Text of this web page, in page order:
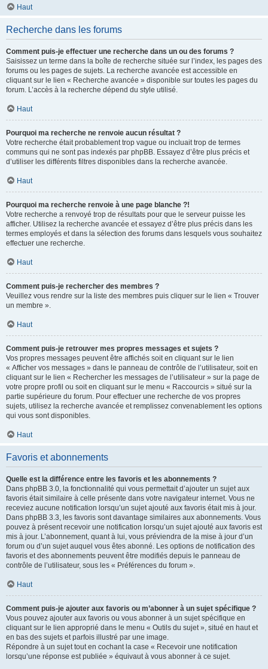
Haut
Recherche dans les forums
Comment puis-je effectuer une recherche dans un ou des forums ?
Saisissez un terme dans la boîte de recherche située sur l’index, les pages des
forums ou les pages de sujets. La recherche avancée est accessible en
cliquant sur le lien « Recherche avancée » disponible sur toutes les pages du
forum. L’accès à la recherche dépend du style utilisé.
Haut
Pourquoi ma recherche ne renvoie aucun résultat ?
Votre recherche était probablement trop vague ou incluait trop de termes
communs qui ne sont pas indexés par phpBB. Essayez d’être plus précis et
d’utiliser les différents filtres disponibles dans la recherche avancée.
Haut
Pourquoi ma recherche renvoie à une page blanche ?!
Votre recherche a renvoyé trop de résultats pour que le serveur puisse les
afficher. Utilisez la recherche avancée et essayez d’être plus précis dans les
termes employés et dans la sélection des forums dans lesquels vous souhaitez
effectuer une recherche.
Haut
Comment puis-je rechercher des membres ?
Veuillez vous rendre sur la liste des membres puis cliquer sur le lien « Trouver
un membre ».
Haut
Comment puis-je retrouver mes propres messages et sujets ?
Vos propres messages peuvent être affichés soit en cliquant sur le lien
« Afficher vos messages » dans le panneau de contrôle de l’utilisateur, soit en
cliquant sur le lien « Rechercher les messages de l’utilisateur » sur la page de
votre propre profil ou soit en cliquant sur le menu « Raccourcis » situé sur la
partie supérieure du forum. Pour effectuer une recherche de vos propres
sujets, utilisez la recherche avancée et remplissez convenablement les options
qui vous sont disponibles.
Haut
Favoris et abonnements
Quelle est la différence entre les favoris et les abonnements ?
Dans phpBB 3.0, la fonctionnalité qui vous permettait d’ajouter un sujet aux
favoris était similaire à celle présente dans votre navigateur internet. Vous ne
receviez aucune notification lorsqu’un sujet ajouté aux favoris était mis à jour.
Dans phpBB 3.3, les favoris sont davantage similaires aux abonnements. Vous
pouvez à présent recevoir une notification lorsqu’un sujet ajouté aux favoris est
mis à jour. L’abonnement, quant à lui, vous préviendra de la mise à jour d’un
forum ou d’un sujet auquel vous êtes abonné. Les options de notification des
favoris et des abonnements peuvent être modifiés depuis le panneau de
contrôle de l’utilisateur, sous les « Préférences du forum ».
Haut
Comment puis-je ajouter aux favoris ou m’abonner à un sujet spécifique ?
Vous pouvez ajouter aux favoris ou vous abonner à un sujet spécifique en
cliquant sur le lien approprié dans le menu « Outils du sujet », situé en haut et
en bas des sujets et parfois illustré par une image.
Répondre à un sujet tout en cochant la case « Recevoir une notification
lorsqu’une réponse est publiée » équivaut à vous abonner à ce sujet.